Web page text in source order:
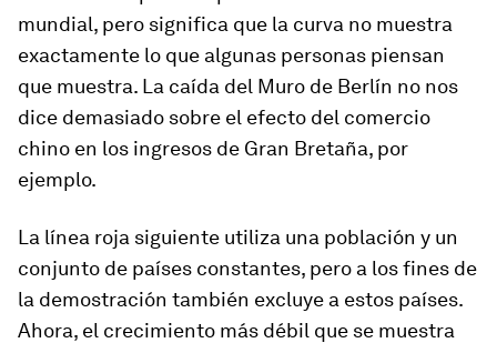
mundial, pero significa que la curva no muestra
exactamente lo que algunas personas piensan
que muestra. La caída del Muro de Berlín no nos
dice demasiado sobre el efecto del comercio
chino en los ingresos de Gran Bretaña, por
ejemplo.
La línea roja siguiente utiliza una población y un
conjunto de países constantes, pero a los fines de
la demostración también excluye a estos países.
Ahora, el crecimiento más débil que se muestra